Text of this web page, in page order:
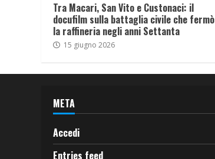
Tra Macari, San Vito e Custonaci: il
docufilm sulla battaglia civile che fermò
la raffineria negli anni Settanta
15 giugno 2026
META
Accedi
Entries feed